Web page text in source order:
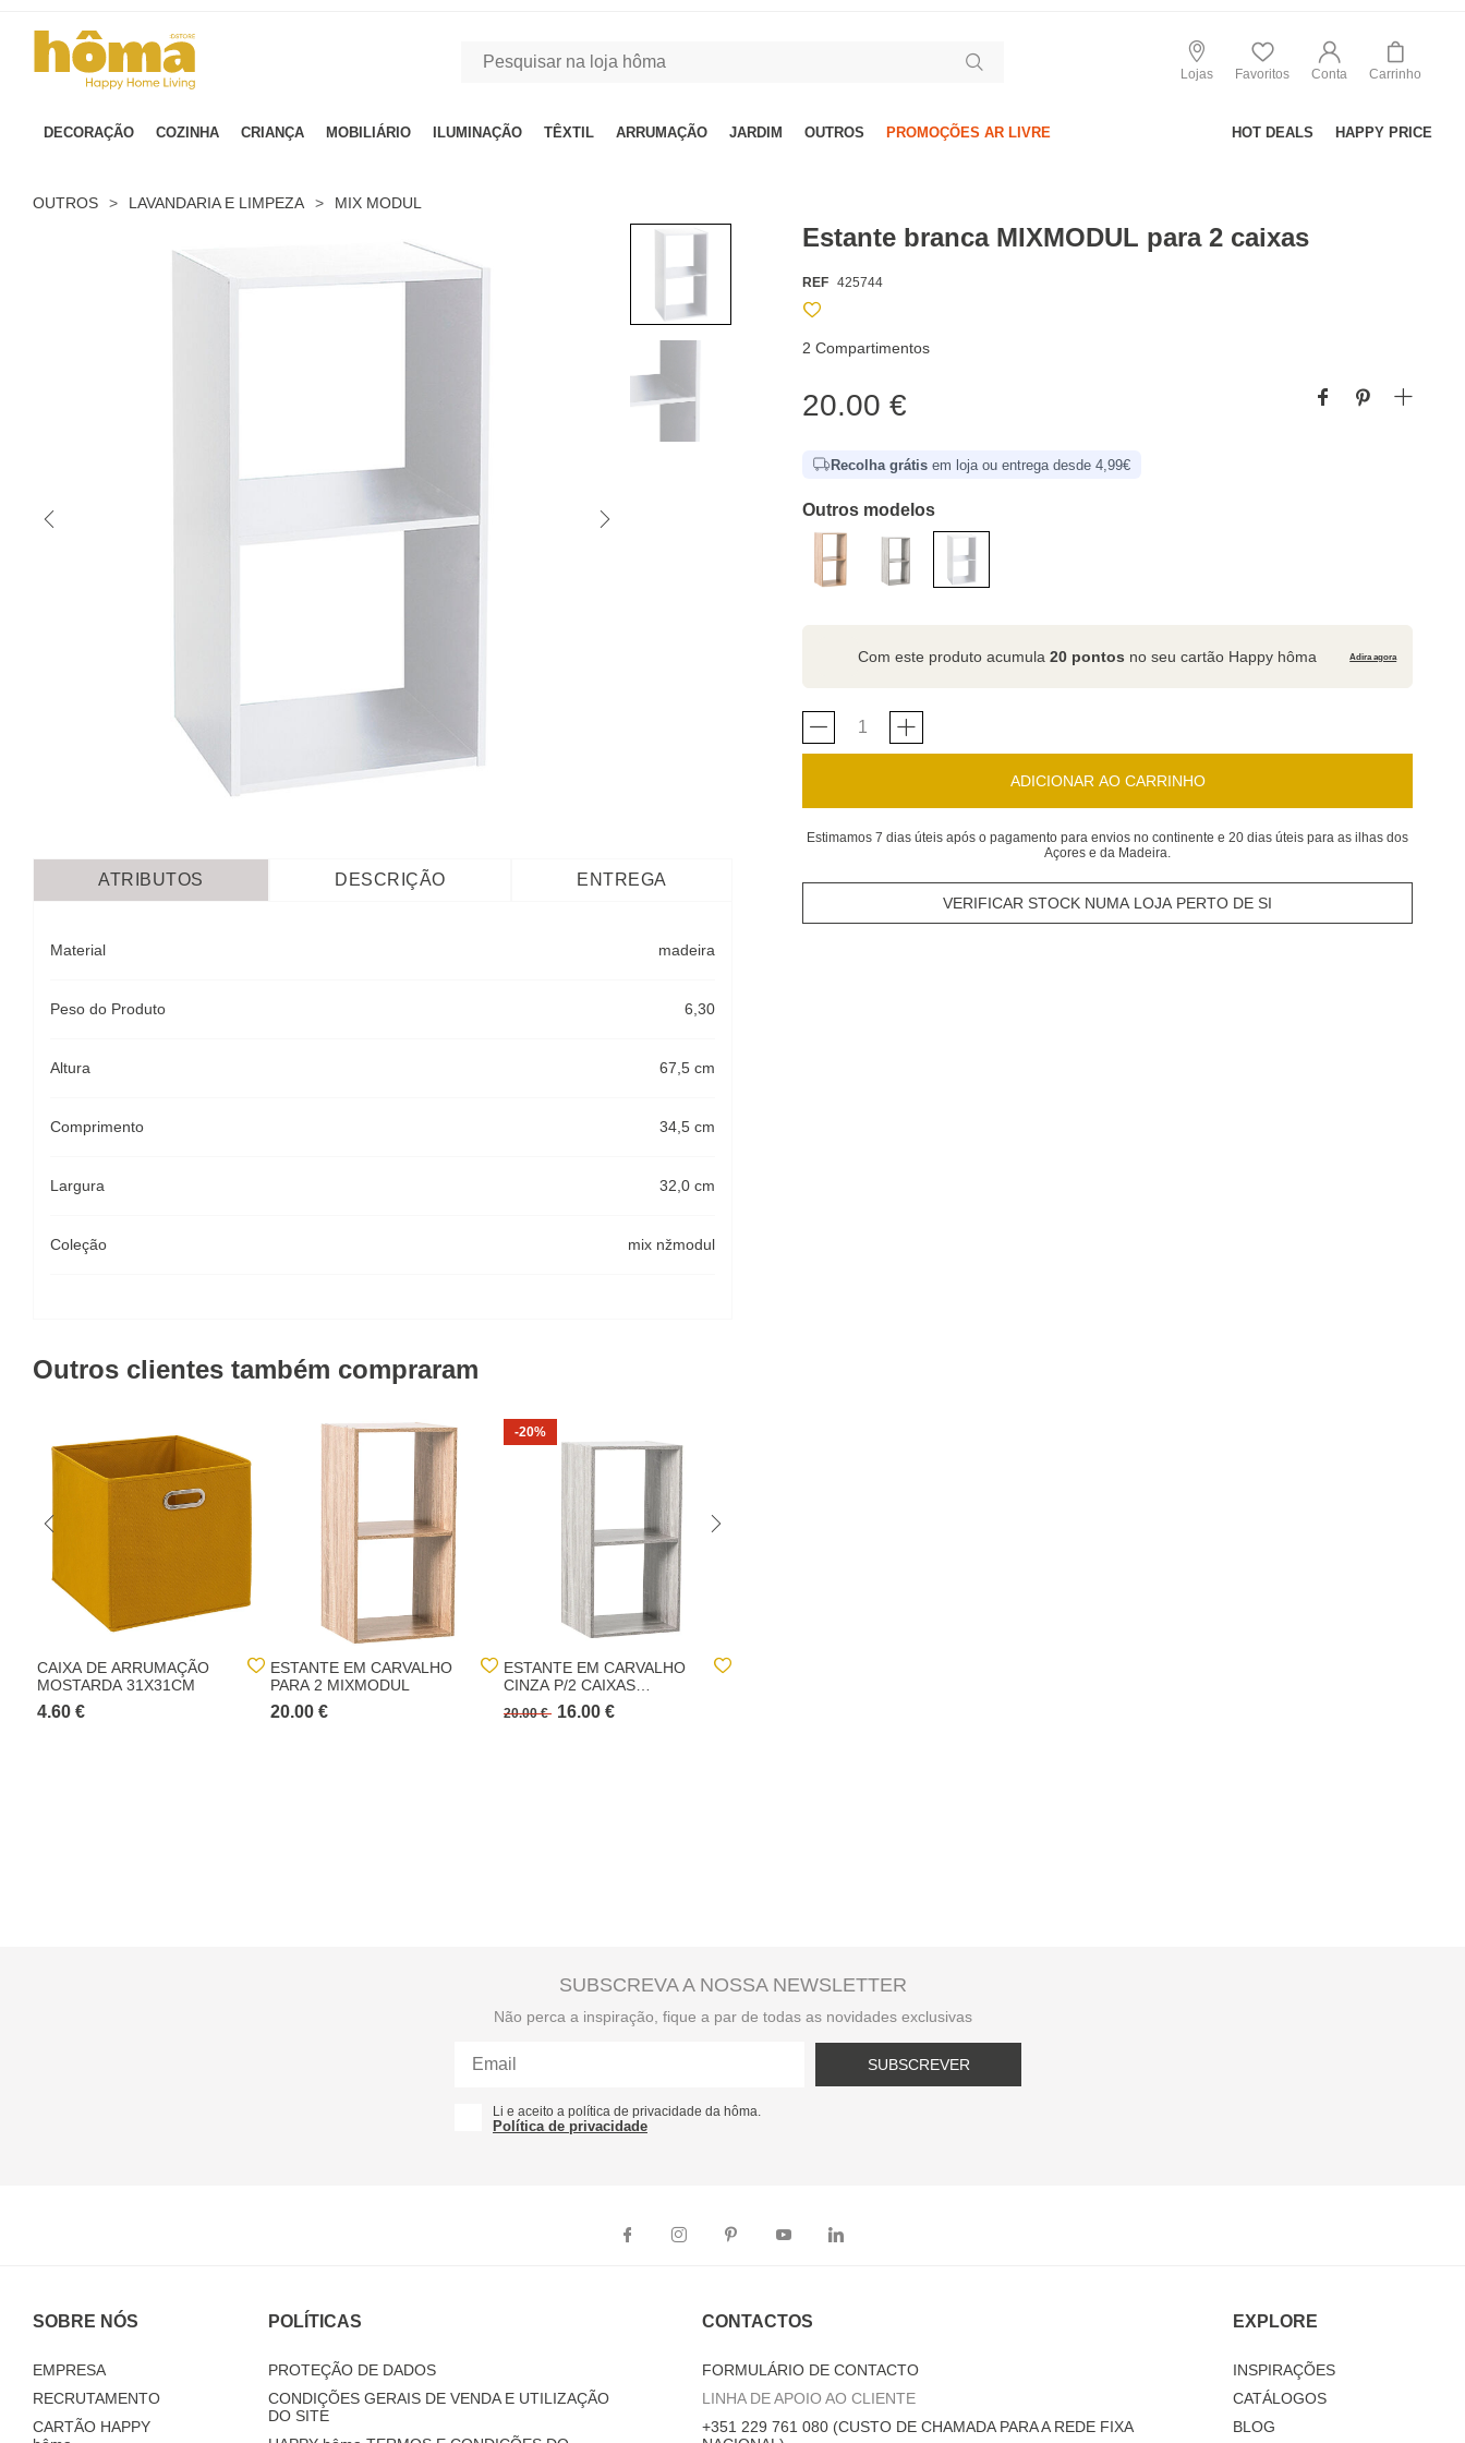
Lojas Favoritos Conta Carrinho
DECORAÇÃO COZINHA CRIANÇA MOBILIÁRIO ILUMINAÇÃO TÊXTIL ARRUMAÇÃO JARDIM OUTROS PROMOÇÕES AR LIVRE HOT DEALS HAPPY PRICE
OUTROS > LAVANDARIA E LIMPEZA > MIX MODUL
Estante branca MIXMODUL para 2 caixas
REF 425744
2 Compartimentos
20.00 €
Recolha grátis em loja ou entrega desde 4,99€
Outros modelos
Com este produto acumula20 pontos no seu cartão Happy hôma Adira agora
ADICIONAR AO CARRINHO
Estimamos 7 dias úteis após o pagamento para envios no continente e 20 dias úteis para as ilhas dos
Açores e da Madeira.
VERIFICAR STOCK NUMA LOJA PERTO DE SI
ATRIBUTOS DESCRIÇÃO ENTREGA
Material madeira
Peso do Produto 6,30
Altura 67,5 cm
Comprimento 34,5 cm
Largura 32,0 cm
Coleção mix nžmodul
Outros clientes também compraram
CAIXA DE ARRUMAÇÃO
MOSTARDA 31X31CM
4.60 €
ESTANTE EM CARVALHO
PARA 2 MIXMODUL
20.00 €
-20%
ESTANTE EM CARVALHO
CINZA P/2 CAIXAS
MIXMODUL
20.00 € 16.00 €
SUBSCREVA A NOSSA NEWSLETTER
Não perca a inspiração, fique a par de todas as novidades exclusivas
SUBSCREVER
Li e aceito a política de privacidade da hôma.
Política de privacidade
SOBRE NÓS
EMPRESA
RECRUTAMENTO
CARTÃO HAPPY
POLÍTICAS
PROTEÇÃO DE DADOS
CONDIÇÕES GERAIS DE VENDA E UTILIZAÇÃO
DO SITE
CONTACTOS
FORMULÁRIO DE CONTACTO
LINHA DE APOIO AO CLIENTE
+351 229 761 080 (CUSTO DE CHAMADA PARA A REDE FIXA
EXPLORE
INSPIRAÇÕES
CATÁLOGOS
BLOG